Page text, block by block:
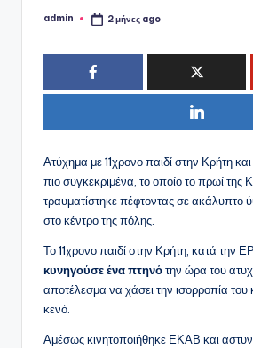
Συγγραφέας:
admin 2 μήνες ago
Ατύχημα με 11χρονο παιδί στην Κρήτη
πιο συγκεκριμένα, το οποίο το πρωί της
τραυματίστηκε πέφτοντας σε ακάλυπτο
στο κέντρο της πόλης.
Το 11χρονο παιδί στην Κρήτη, κατά την
κυνηγούσε ένα πτηνότην ώρα του
αποτέλεσμα να χάσει την ισορροπία του
κενό.
Αμέσως κινητοποιήθηκε ΕΚΑΒ και